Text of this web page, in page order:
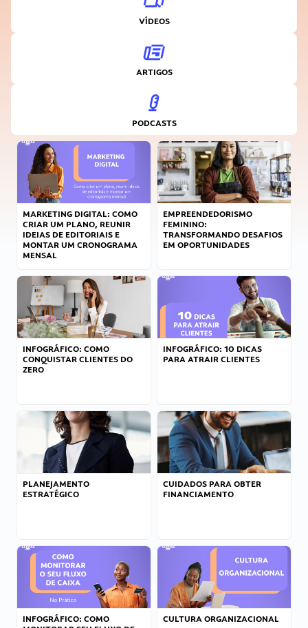
VÍDEOS
ARTIGOS
PODCASTS
MARKETING DIGITAL: COMO
CRIAR UM PLANO, REUNIR
IDEIAS DE EDITORIAIS E
MONTAR UM CRONOGRAMA
MENSAL
EMPREENDEDORISMO
FEMININO:
TRANSFORMANDO DESAFIOS
EM OPORTUNIDADES
INFOGRÁFICO: COMO
CONQUISTAR CLIENTES DO
ZERO
INFOGRÁFICO: 10 DICAS
PARA ATRAIR CLIENTES
PLANEJAMENTO
ESTRATÉGICO
CUIDADOS PARA OBTER
FINANCIAMENTO
INFOGRÁFICO: COMO
CULTURA ORGANIZACIONAL